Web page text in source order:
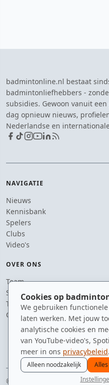
Cookies op
We gebruiken
laten werken. Met jouw
analytische cookies en
van YouTube-video's,
meer in ons privacybeleid.
Alleen noodzakelijk
badmintonline.nl bestaat
badmintonliefhebbers -
subsidies. Gewoon vanuit
dag opnieuw nieuws,
Nederlandse en
NAVIGATIE
Nieuws
Kennisbank
Spelers
Clubs
Video's
OVER ONS
Team
Supporters
Tip de redactie
Contact
© 2010–2026 badmintonline.nl ·